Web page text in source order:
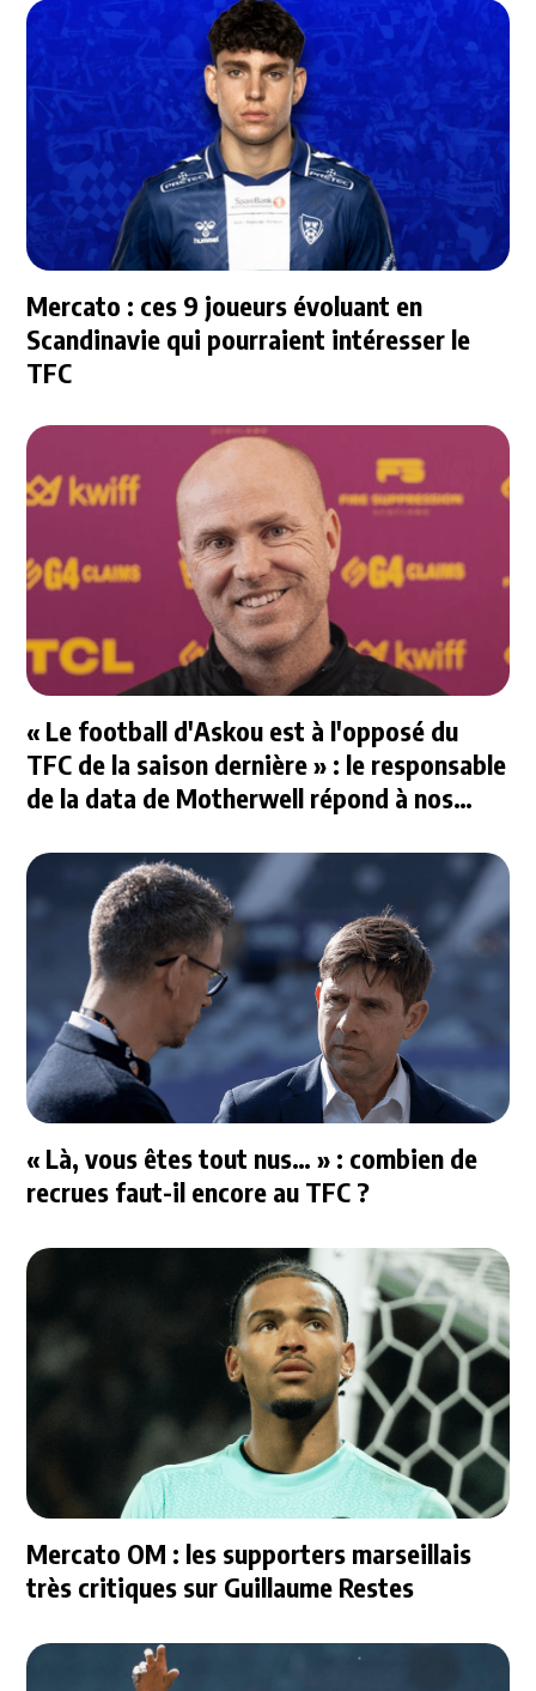
Mercato : ces 9 joueurs évoluant en
Scandinavie qui pourraient intéresser le
TFC
« Le football d'Askou est à l'opposé du
TFC de la saison dernière » : le responsable
de la data de Motherwell répond à nos
« Là, vous êtes tout nus… » : combien de
recrues faut-il encore au TFC ?
Mercato OM : les supporters marseillais
très critiques sur Guillaume Restes